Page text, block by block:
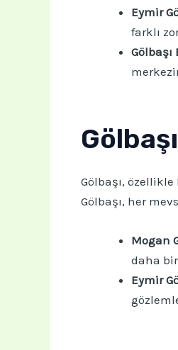
Eymir
farklı
Gölbaşı
Gölbaşı,
Gölbaşı, her
Mogan
daha
Eymir